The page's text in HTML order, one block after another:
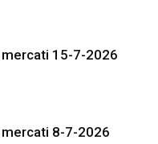
15-7-2026
8-7-2026